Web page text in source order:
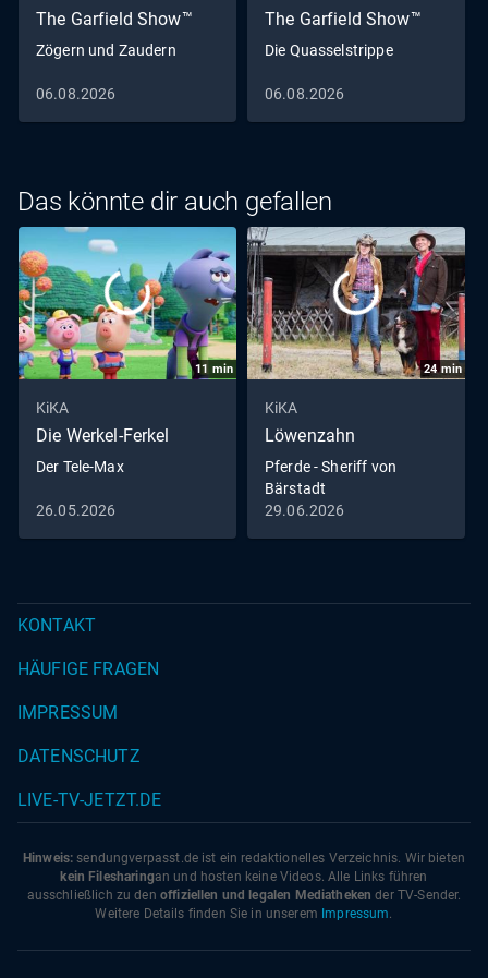
The Garfield Show™
Zögern und Zaudern
06.08.2026
The Garfield Show™
Die Quasselstrippe
06.08.2026
Das könnte dir auch gefallen
11 min
KiKA
Die Werkel-Ferkel
Der Tele-Max
26.05.2026
24 min
KiKA
Löwenzahn
Pferde - Sheriff von
Bärstadt
29.06.2026
KONTAKT
HÄUFIGE FRAGEN
IMPRESSUM
DATENSCHUTZ
LIVE-TV-JETZT.DE
Hinweis: sendungverpasst.de ist ein redaktionelles Verzeichnis. Wir bieten
kein Filesharingan und hosten keine Videos. Alle Links führen
ausschließlich zu den offiziellen und legalen Mediatheken der TV-Sender.
Weitere Details finden Sie in unserem Impressum.